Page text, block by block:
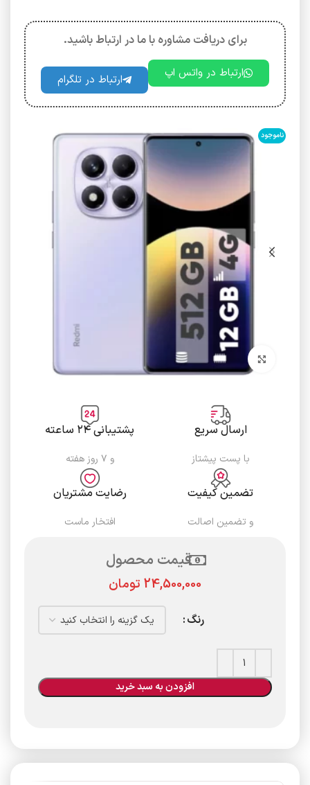
برای دریافت مشاوره با ما در ارتباط باشید.
ارتباط در واتس اپ ارتباط در تلگرام
ناموجود
برای بزرگنمایی کلیک کنید
ارسال سریع
با پست پیشتاز
پشتیبانی ۲۴ ساعته
و ۷ روز هفته
تضمین کیفیت
و تضمین اصالت
رضایت مشتریان
افتخار ماست
قیمت محصول
تومان
رنگ
افزودن به سبد خرید